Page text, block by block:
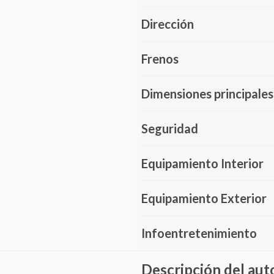
Dirección
Frenos
Dimensiones principales
Seguridad
Equipamiento Interior
Equipamiento Exterior
Infoentretenimiento
Descripción del